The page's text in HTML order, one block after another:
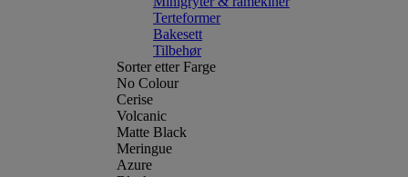
Terteformer
Bakesett
Tilbehør
Sorter etter Farge
No Colour
Cerise
Volcanic
Matte Black
Meringue
Azure